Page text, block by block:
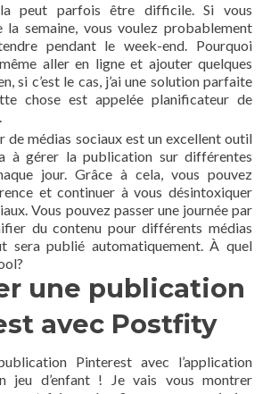
peut parfois être difficile. Si vous
semaine, vous voulez probablement
pendant le week-end. Pourquoi
aller en ligne et ajouter quelques
si c’est le cas, j’ai une solution parfaite
chose est appelée planificateur de
de médias sociaux est un excellent outil
à gérer la publication sur différentes
jour. Grâce à cela, vous pouvez
et continuer à vous désintoxiquer
Vous pouvez passer une journée par
du contenu pour différents médias
sera publié automatiquement. À quel
une publication
avec Postfity
Pinterest avec l’application
jeu d’enfant ! Je vais vous montrer